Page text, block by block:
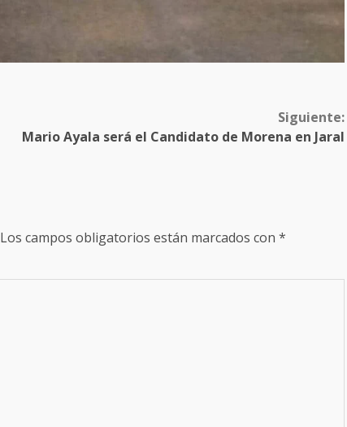
Siguiente:
Mario Ayala será el Candidato de Morena en Jaral
Los campos obligatorios están marcados con *